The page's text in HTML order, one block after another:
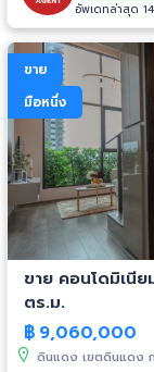
อัพเดทล่าสุด
ขาย
มือหนึ่ง
ขาย คอนโดมิเนี
ตร.ม.
฿ 9,060,000
ดินแดง เขตดินแดง